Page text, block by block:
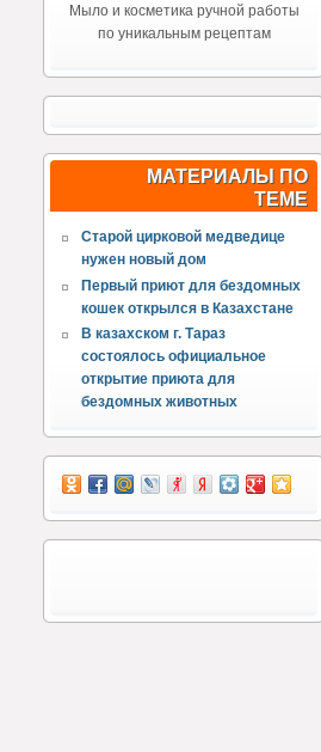
Мыло и косметика ручной работы
по уникальным рецептам
МАТЕРИАЛЫ ПО
ТЕМЕ
Старой цирковой медведице
нужен новый дом
Первый приют для бездомных
кошек открылся в Казахстане
В казахском г. Тараз
состоялось официальное
открытие приюта для
бездомных животных